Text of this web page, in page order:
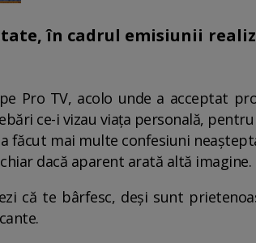
în cadrul emisiunii
Pro TV, acolo unde a acceptat
ce-i vizau viața personală,
făcut mai multe confesiuni
dacă aparent arată altă imagine.
că te bârfesc, deși sunt